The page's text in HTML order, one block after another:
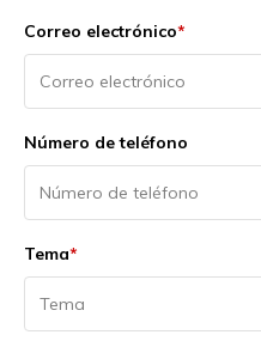
Correo electrónico*
Número de teléfono
Tema*